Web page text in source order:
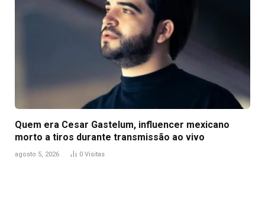
Quem era Cesar Gastelum, influencer mexicano
morto a tiros durante transmissão ao vivo
agosto 5, 2026 0 Visitas